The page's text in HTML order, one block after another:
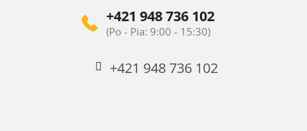
+421 948 736 102
+421 948 736 102